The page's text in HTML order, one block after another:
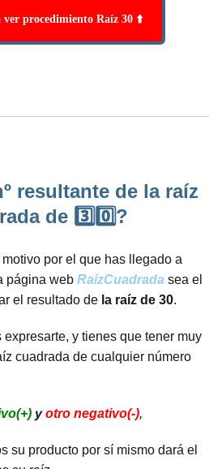
procedimiento Raíz 30 ⬆️
resultante de la raíz
de 3️⃣0️⃣?
por el que has llegado a
página web RaízCuadrada sea el
el resultado de la raíz de 30.
y tienes que tener muy
cuadrada de cualquier número
yotro negativo(-),
su producto por sí mismo dará el